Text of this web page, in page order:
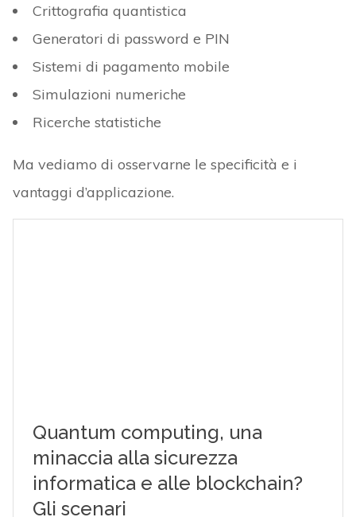
Crittografia quantistica
Generatori di password e PIN
Sistemi di pagamento mobile
Simulazioni numeriche
Ricerche statistiche
Ma vediamo di osservarne le specificità e i
vantaggi d’applicazione.